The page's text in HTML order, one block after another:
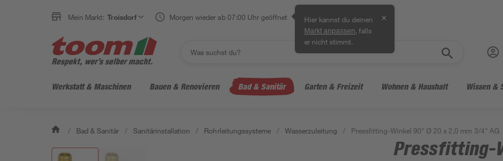
Mein Markt: Troisdorf Morgen wieder ab 07:00 Uhr geöffnet Hier kannst du deinen
Markt anpassen , falls
er nicht stimmt.
✕
Werkstatt & Maschinen Bauen & Renovieren Bad & Sanitär Garten & Freizeit Wohnen & Haushalt Wissen &
/ Bad & Sanitär / Sanitärinstallation / Rohrleitungssysteme / Wasserzuleitung / Pressfitting-Winkel 90° Ø 20 x 2,0 mm 3/4" AG
Pressfitting-